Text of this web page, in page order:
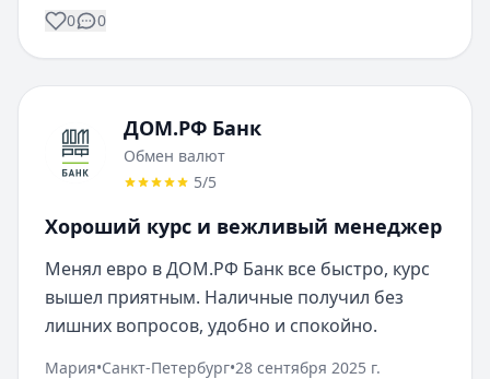
0 0
ДОМ.РФ Банк
Обмен валют
5/5
Хороший курс и вежливый менеджер
Менял евро в ДОМ.РФ Банк все быстро, курс
вышел приятным. Наличные получил без
лишних вопросов, удобно и спокойно.
Мария•Санкт-Петербург•28 сентября 2025 г.